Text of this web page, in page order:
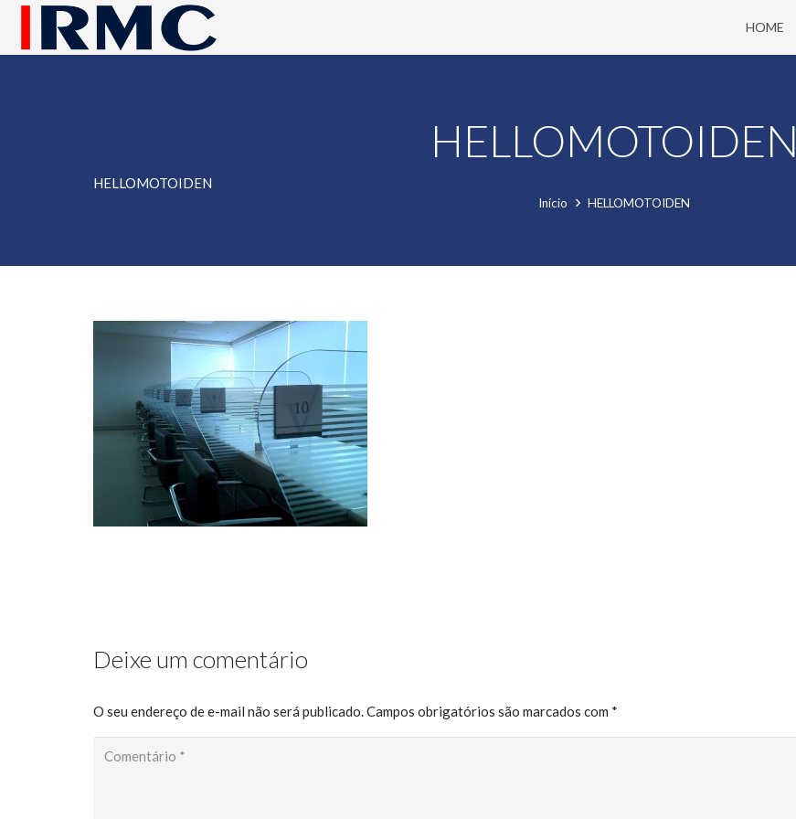
HOME
HELLOMOTOIDEN
HELLOMOTOIDEN
Início HELLOMOTOIDEN
Deixe um comentário
O seu endereço de e-mail não será publicado.Campos obrigatórios são marcados com *